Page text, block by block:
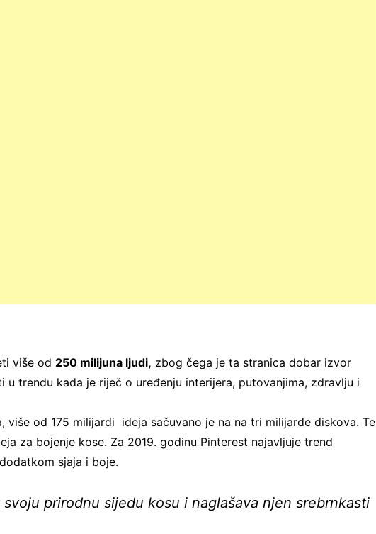
više od 250 milijuna ljudi, zbog čega je ta stranica dobar izvor
trendu kada je riječ o uređenju interijera, putovanjima, zdravlju i
više od 175 milijardi ideja sačuvano je na na tri milijarde diskova. Te
za bojenje kose. Za 2019. godinu Pinterest najavljuje trend
sjaja i boje.
prirodnu sijedu kosu i naglašava njen srebrnkasti